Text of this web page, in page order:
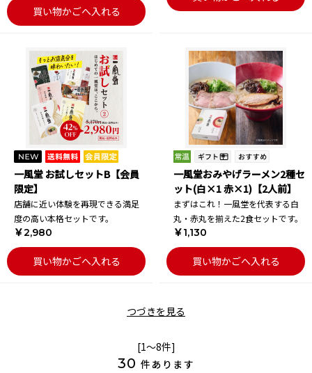
買い物かごへ入れる
一風堂 お試しセットB【会員
限定】
店舗に近い体験を再現できる満足
度の高い本格セットです。
￥2,980
買い物かごへ入れる
一風堂おみやげラーメン2種セ
ット(白×1 赤×1)【2人前】
まずはこれ！一風堂を代表する白
丸・赤丸を揃えた2食セットです。
￥1,130
買い物かごへ入れる
つづきを見る
[1～8件]
30 件あります